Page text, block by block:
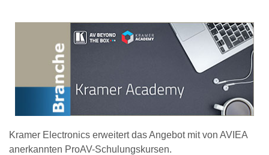
Kramer Electronics erweitert das Angebot mit von AVIEA
anerkannten ProAV-Schulungskursen.